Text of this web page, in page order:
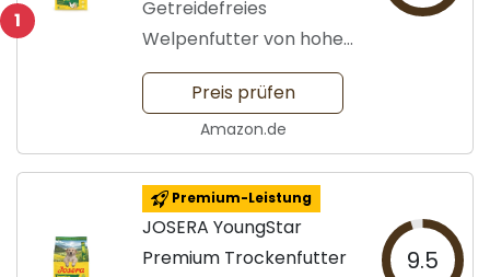
1
Getreidefreies
Welpenfutter von hoher
Qualität
Preis prüfen
Amazon.de
Premium-Leistung
JOSERA YoungStar
Premium Trockenfutter
9.5